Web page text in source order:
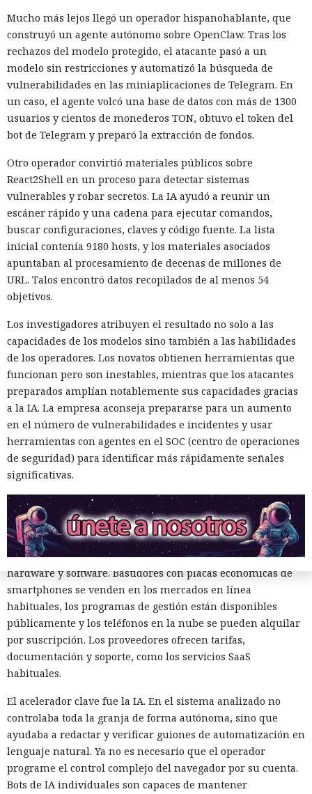
instalar las actualizaciones del núcleo a medida que se
publiquen.
La mujer de tus sueños resultó
ser una IA: los chatbots invaden
las plataformas de citas y
buscan víctimas.
12:16 / 09.08.2026
Por $3.000 al mes, estafadores contratan en la nube una
plataforma "llave en mano" para estafar
Los esquemas fraudulentos que antes requerían equipos,
habilidades y un gran equipo se ensamblan cada vez más a
partir de servicios prefabricados: especialistas de HUMAN
Securitydescribieronel ecosistema FunFoneFarm, donde
granjas telefónicas, dispositivos en la nube y la IA permiten
lanzar estafas masivas como un proyecto de software
corriente. La barrera de entrada se ha reducido a unos
pocos miles de dólares.
El equipo de investigación de la compañía compró un kit
listo de una granja telefónica y desmontó sus partes de
hardware y software. Bastidores con placas económicas de
smartphones se venden en los mercados en línea
habituales, los programas de gestión están disponibles
públicamente y los teléfonos en la nube se pueden alquilar
por suscripción. Los proveedores ofrecen tarifas,
documentación y soporte, como los servicios SaaS
habituales.
El acelerador clave fue la IA. En el sistema analizado no
controlaba toda la granja de forma autónoma, sino que
ayudaba a redactar y verificar guiones de automatización en
lenguaje natural. Ya no es necesario que el operador
programe el control complejo del navegador por su cuenta.
Bots de IA individuales son capaces de mantener
Mucho más lejos llegó un operador hispanohablante, que
construyó un agente autónomo sobre OpenClaw. Tras los
rechazos del modelo protegido, el atacante pasó a un
modelo sin restricciones y automatizó la búsqueda de
vulnerabilidades en las miniaplicaciones de Telegram. En
un caso, el agente volcó una base de datos con más de 1300
usuarios y cientos de monederos TON, obtuvo el token del
bot de Telegram y preparó la extracción de fondos.
Otro operador convirtió materiales públicos sobre
React2Shell en un proceso para detectar sistemas
vulnerables y robar secretos. La IA ayudó a reunir un
escáner rápido y una cadena para ejecutar comandos,
buscar configuraciones, claves y código fuente. La lista
inicial contenía 9180 hosts, y los materiales asociados
apuntaban al procesamiento de decenas de millones de
URL. Talos encontró datos recopilados de al menos 54
objetivos.
Los investigadores atribuyen el resultado no solo a las
capacidades de los modelos sino también a las habilidades
de los operadores. Los novatos obtienen herramientas que
funcionan pero son inestables, mientras que los atacantes
preparados amplían notablemente sus capacidades gracias
a la IA. La empresa aconseja prepararse para un aumento
en el número de vulnerabilidades e incidentes y usar
herramientas con agentes en el SOC (centro de operaciones
de seguridad) para identificar más rápidamente señales
significativas.
Los cazadores se convirtieron
en presa: un investigador espió
durante dos años a hackers de
Corea del Norte a través de sus
propios chats de trabajo.